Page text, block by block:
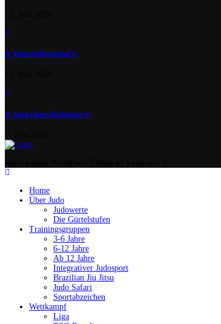
✨️ Weinstraßenpokal ✨️
✨️ Judo Open Dudelange ✨️
Home
Über Judo
Judowerte
Die Gürtelstufen
Trainingsgruppen
3-6 Jahre
6-12 Jahre
Ab 12 Jahre
Integrativer Judosport
Brazilian Jiu Jitsu
Judo Safari
Sportabzeichen
Wettkampf
Liga